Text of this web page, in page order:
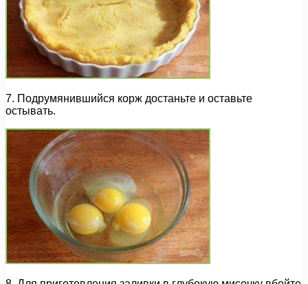
7. Подрумянившийся корж достаньте и оставьте
остывать.